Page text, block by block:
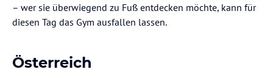
– wer sie überwiegend zu Fuß entdecken möchte, kann für
diesen Tag das Gym ausfallen lassen.
Österreich